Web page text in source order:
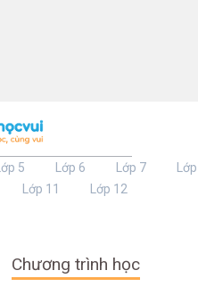
Lớp 5 Lớp 6 Lớp 7
Lớp
Lớp 11 Lớp 12
Chương trình học